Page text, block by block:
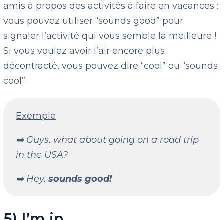
amis à propos des activités à faire en vacances :
vous pouvez utiliser “sounds good” pour
signaler l’activité qui vous semble la meilleure !
Si vous voulez avoir l’air encore plus
décontracté, vous pouvez dire “cool” ou “sounds
cool”.
Exemple
➡️ Guys, what about going on a road trip
in the USA?
➡️ Hey,sounds good!